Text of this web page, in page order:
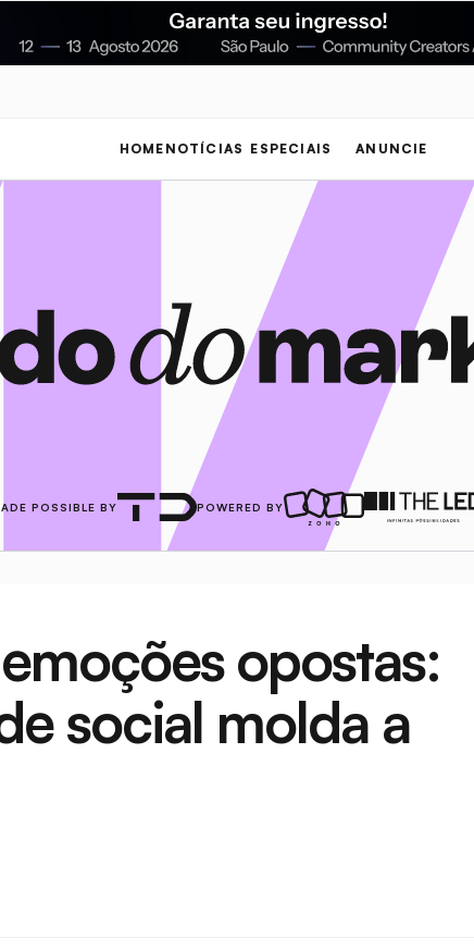
HOME NOTÍCIAS ESPECIAIS ANUNCIE
POSSIBLE BY POWERED BY
opostas:
social molda a